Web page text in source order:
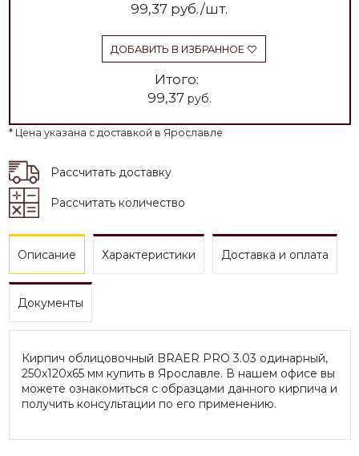
99,37 руб./шт.
ДОБАВИТЬ В ИЗБРАННОЕ
Итого:
99,37 руб.
* Цена указана с доставкой в Ярославле
Рассчитать доставку
Рассчитать количество
Описание Характеристики Доставка и оплата
Документы
Кирпич облицовочный BRAER PRO 3.03 одинарный,
250х120х65 мм купить в Ярославле. В нашем офисе вы
можете ознакомиться с образцами данного кирпича и
получить консультации по его применению.